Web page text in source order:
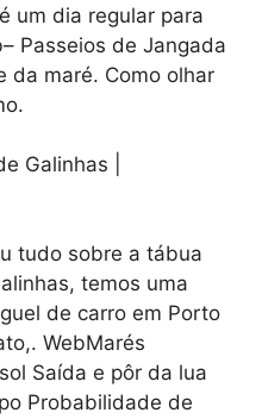
um dia regular para
Passeios de Jangada
da maré. Como olhar
tudo sobre a tábua
temos uma
de carro em Porto
WebMarés
Saída e pôr da lua
Probabilidade de